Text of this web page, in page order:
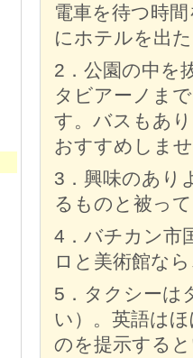
電車を待つ時
にホテルを出
2．公園の中を
タビアーノま
す。バスもあ
おすすめしま
3．興味のあり
るものと被っ
4．バチカン市
ロと美術館な
5．タクシーは
い）。英語は
のを提示する